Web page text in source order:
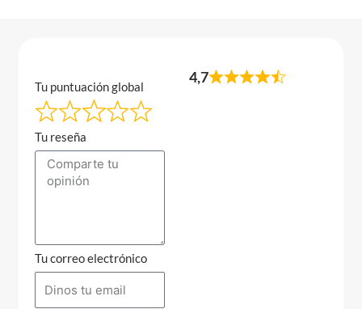
Tu puntuación global
Tu reseña
Tu correo electrónico
4,7